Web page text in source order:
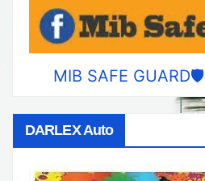
MIB SAFE GUARD🛡️
DARLEX Auto